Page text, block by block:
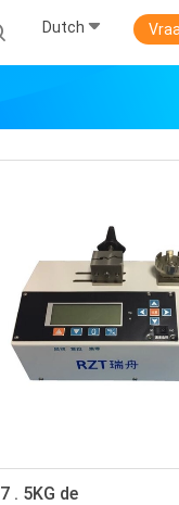
Dutch
7 . 5KG de